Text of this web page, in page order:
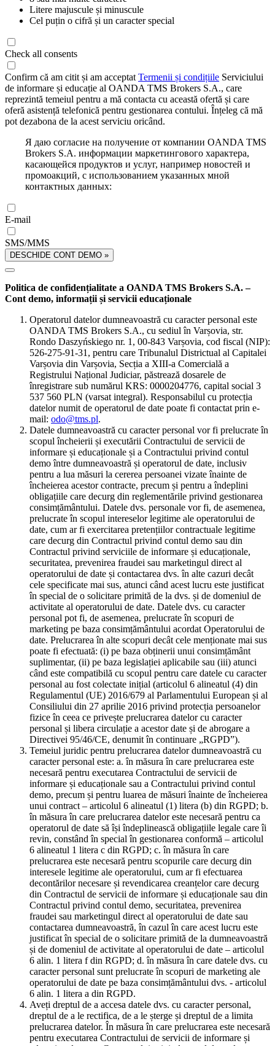
Litere majuscule și minuscule
Cel puțin o cifră și un caracter special
Check all consents
Confirm că am citit și am acceptat Termenii și condițiile Serviciului
de informare și educație al OANDA TMS Brokers S.A., care
reprezintă temeiul pentru a mă contacta cu această ofertă și care
oferă asistență telefonică pentru gestionarea contului. Înțeleg că mă
pot dezabona de la acest serviciu oricând.
Я даю согласие на получение от компании OANDA TMS
Brokers S.A. информации маркетингового характера,
касающейся продуктов и услуг, например новостей и
промоакций, с использованием указанных мной
контактных данных:
E-mail
SMS/MMS
DESCHIDE CONT DEMO »
Politica de confidențialitate a OANDA TMS Brokers S.A. –
Cont demo, informații și servicii educaționale
Operatorul datelor dumneavoastră cu caracter personal este
OANDA TMS Brokers S.A., cu sediul în Varșovia, str.
Rondo Daszyńskiego nr. 1, 00-843 Varșovia, cod fiscal (NIP):
526-275-91-31, pentru care Tribunalul Districtual al Capitalei
Varșovia din Varșovia, Secția a XIII-a Comercială a
Registrului Național Judiciar, păstrează dosarele de
înregistrare sub numărul KRS: 0000204776, capital social 3
537 560 PLN (varsat integral). Responsabilul cu protecția
datelor numit de operatorul de date poate fi contactat prin e-
mail: odo@tms.pl.
Datele dumneavoastră cu caracter personal vor fi prelucrate în
scopul încheierii și executării Contractului de servicii de
informare și educaționale și a Contractului privind contul
demo între dumneavoastră și operatorul de date, inclusiv
pentru a lua măsuri la cererea persoanei vizate înainte de
încheierea acestor contracte, precum și pentru a îndeplini
obligațiile care decurg din reglementările privind gestionarea
consimțământului. Datele dvs. personale vor fi, de asemenea,
prelucrate în scopul intereselor legitime ale operatorului de
date, cum ar fi exercitarea pretențiilor contractuale legitime
care decurg din Contractul privind contul demo sau din
Contractul privind serviciile de informare și educaționale,
securitatea, prevenirea fraudei sau marketingul direct al
operatorului de date și contactarea dvs. în alte cazuri decât
cele specificate mai sus, atunci când acest lucru este justificat
în special de o solicitare primită de la dvs. și de domeniul de
activitate al operatorului de date. Datele dvs. cu caracter
personal pot fi, de asemenea, prelucrate în scopuri de
marketing pe baza consimțământului acordat Operatorului de
date. Prelucrarea în alte scopuri decât cele menționate mai sus
poate fi efectuată: (i) pe baza obținerii unui consimțământ
suplimentar, (ii) pe baza legislației aplicabile sau (iii) atunci
când este compatibilă cu scopul pentru care datele cu caracter
personal au fost colectate inițial (articolul 6 alineatul (4) din
Regulamentul (UE) 2016/679 al Parlamentului European și al
Consiliului din 27 aprilie 2016 privind protecția persoanelor
fizice în ceea ce privește prelucrarea datelor cu caracter
personal și libera circulație a acestor date și de abrogare a
Directivei 95/46/CE, denumit în continuare „RGPD”).
Temeiul juridic pentru prelucrarea datelor dumneavoastră cu
caracter personal este: a. în măsura în care prelucrarea este
necesară pentru executarea Contractului de servicii de
informare și educaționale sau a Contractului privind contul
demo, precum și pentru luarea de măsuri înainte de încheierea
unui contract – articolul 6 alineatul (1) litera (b) din RGPD; b.
în măsura în care prelucrarea datelor este necesară pentru ca
operatorul de date să își îndeplinească obligațiile legale care îi
revin, constând în special în gestionarea conformă – articolul
6 alineatul 1 litera c din RGPD; c. în măsura în care
prelucrarea este necesară pentru scopurile care decurg din
interesele legitime ale operatorului, cum ar fi efectuarea
decontărilor necesare și revendicarea creanțelor care decurg
din Contractul de servicii de informare și educaționale sau din
Contractul privind contul demo, securitatea, prevenirea
fraudei sau marketingul direct al operatorului de date sau
contactarea dumneavoastră, în cazul în care acest lucru este
justificat în special de o solicitare primită de la dumneavoastră
și de domeniul de activitate al operatorului de date – articolul
6 alin. 1 litera f din RGPD; d. în măsura în care datele dvs. cu
caracter personal sunt prelucrate în scopuri de marketing ale
operatorului de date pe baza consimțământului dvs. - articolul
6 alin. 1 litera a din RGPD.
Aveți dreptul de a accesa datele dvs. cu caracter personal,
dreptul de a le rectifica, de a le șterge și dreptul de a limita
prelucrarea datelor. În măsura în care prelucrarea este necesară
pentru executarea Contractului de servicii de informare și